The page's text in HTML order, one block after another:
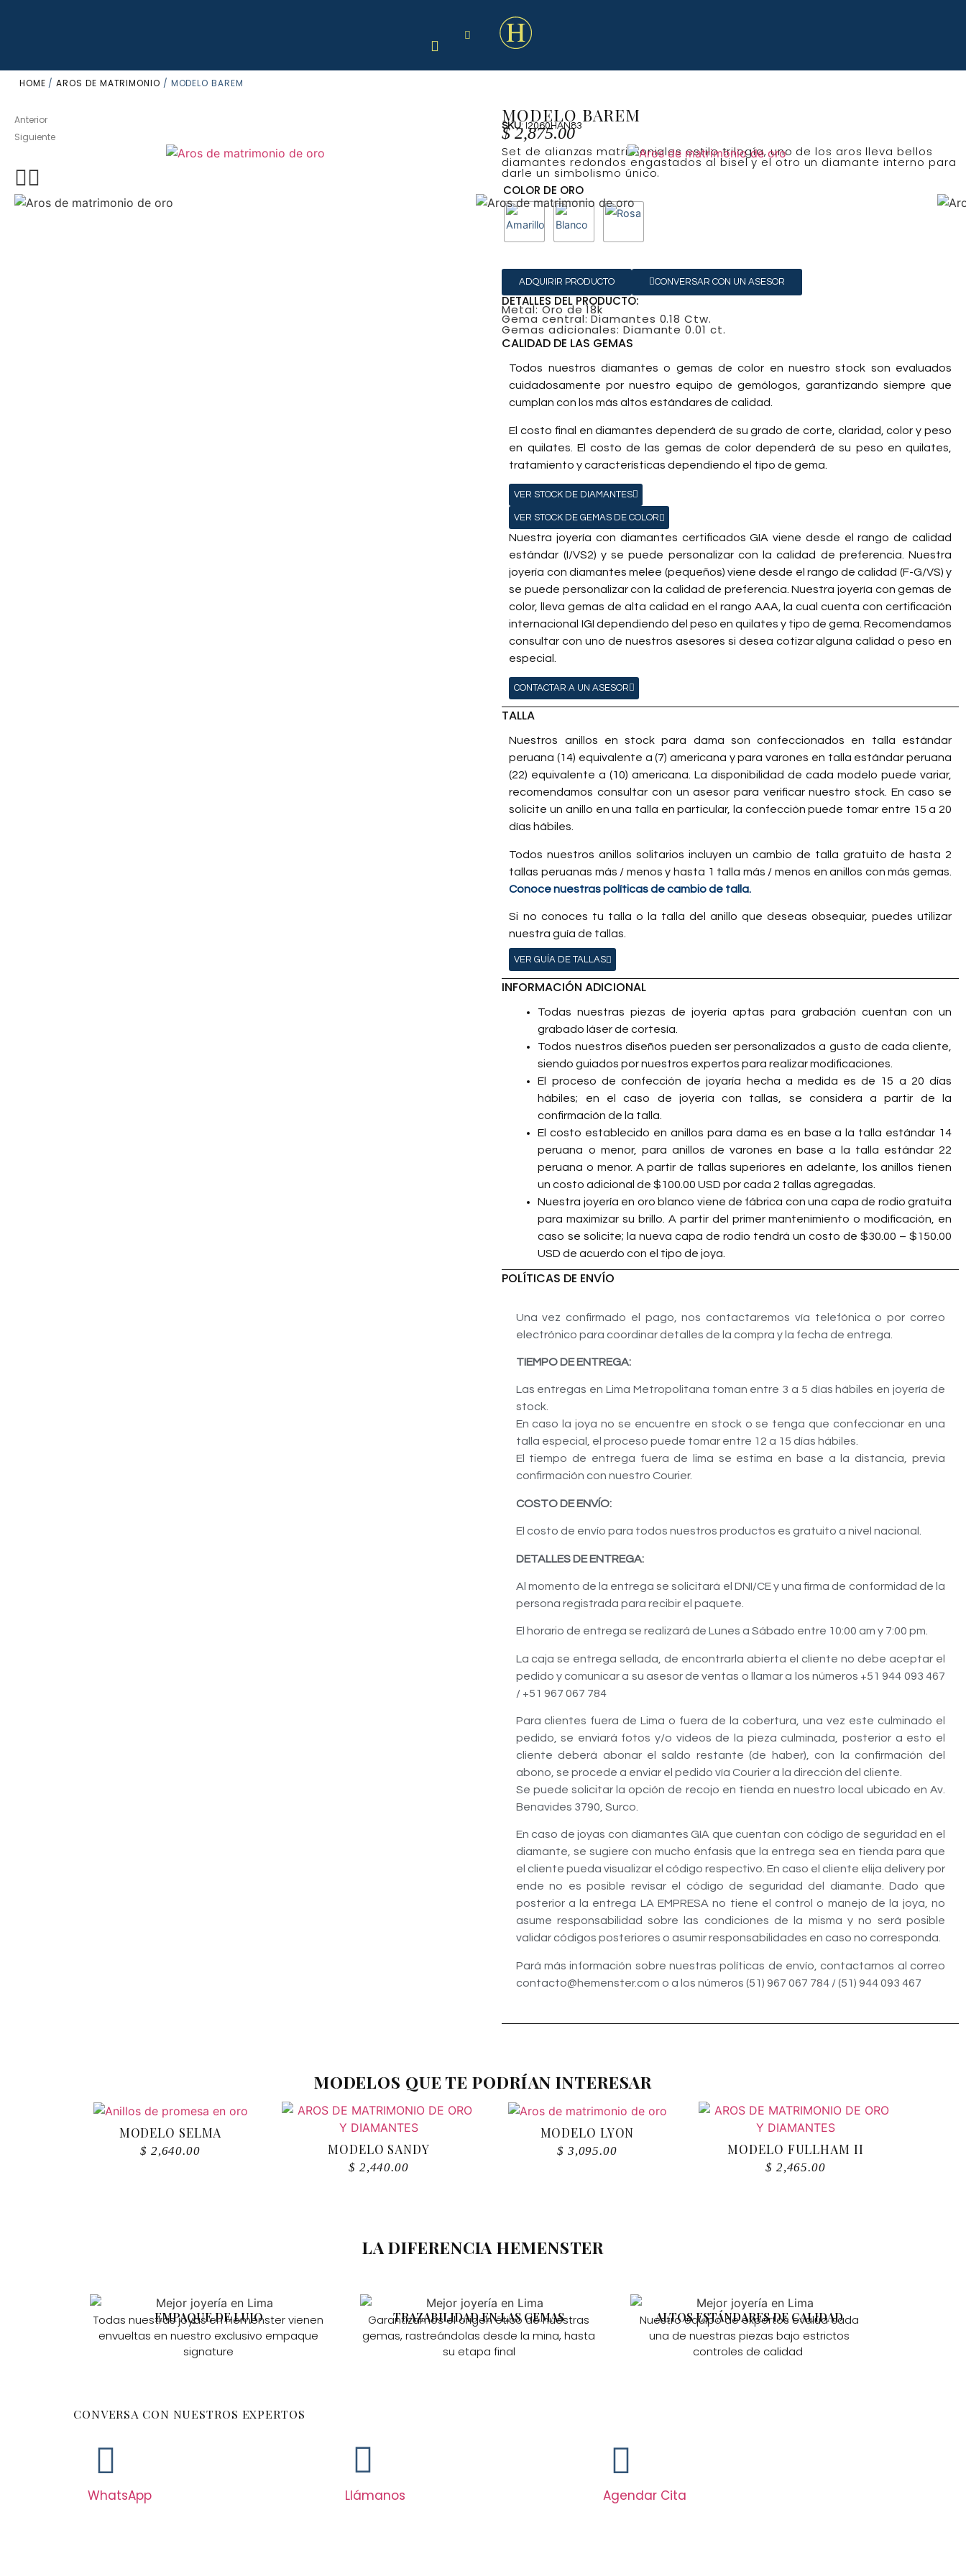
HOME /AROS DE MATRIMONIO / MODELO BAREM
Anterior
Siguiente
MODELO BAREM
SKU: I2060HAN83
$2,875.00
Set de alianzas matrimoniales estilo trilogía, uno de los aros lleva bellos
diamantes redondos engastados al bisel y el otro un diamante interno para
darle un simbolismo único.
COLOR DE ORO
ADQUIRIR PRODUCTO CONVERSAR CON UN ASESOR
DETALLES DEL PRODUCTO:
Metal: Oro de 18k
Gema central: Diamantes 0.18 Ctw.
Gemas adicionales: Diamante 0.01 ct.
CALIDAD DE LAS GEMAS
Todos nuestros diamantes o gemas de color en nuestro stock son evaluados
cuidadosamente por nuestro equipo de gemólogos, garantizando siempre que
cumplan con los más altos estándares de calidad.
El costo final en diamantes dependerá de su grado de corte, claridad, color y peso
en quilates. El costo de las gemas de color dependerá de su peso en quilates,
tratamiento y características dependiendo el tipo de gema.
VER STOCK DE DIAMANTES
VER STOCK DE GEMAS DE COLOR
Nuestra joyería con diamantes certificados GIA viene desde el rango de calidad
estándar (I/VS2) y se puede personalizar con la calidad de preferencia. Nuestra
joyería con diamantes melee (pequeños) viene desde el rango de calidad (F-G/VS) y
se puede personalizar con la calidad de preferencia. Nuestra joyería con gemas de
color, lleva gemas de alta calidad en el rango AAA, la cual cuenta con certificación
internacional IGI dependiendo del peso en quilates y tipo de gema. Recomendamos
consultar con uno de nuestros asesores si desea cotizar alguna calidad o peso en
especial.
CONTACTAR A UN ASESOR
TALLA
Nuestros anillos en stock para dama son confeccionados en talla estándar
peruana (14) equivalente a (7) americana y para varones en talla estándar peruana
(22) equivalente a (10) americana. La disponibilidad de cada modelo puede variar,
recomendamos consultar con un asesor para verificar nuestro stock. En caso se
solicite un anillo en una talla en particular, la confección puede tomar entre 15 a 20
días hábiles.
Todos nuestros anillos solitarios incluyen un cambio de talla gratuito de hasta 2
tallas peruanas más / menos y hasta 1 talla más / menos en anillos con más gemas.
Conoce nuestras políticas de cambio de talla.
Si no conoces tu talla o la talla del anillo que deseas obsequiar, puedes utilizar
nuestra guía de tallas.
VER GUÍA DE TALLAS
INFORMACIÓN ADICIONAL
Todas nuestras piezas de joyería aptas para grabación cuentan con un
grabado láser de cortesía.
Todos nuestros diseños pueden ser personalizados a gusto de cada cliente,
siendo guiados por nuestros expertos para realizar modificaciones.
El proceso de confección de joyaría hecha a medida es de 15 a 20 días
hábiles; en el caso de joyería con tallas, se considera a partir de la
confirmación de la talla.
⁠El costo establecido en anillos para dama es en base a la talla estándar 14
peruana o menor, para anillos de varones en base a la talla estándar 22
peruana o menor. A partir de tallas superiores en adelante, los anillos tienen
un costo adicional de $100.00 USD por cada 2 tallas agregadas.
Nuestra joyería en oro blanco viene de fábrica con una capa de rodio gratuita
para maximizar su brillo. A partir del primer mantenimiento o modificación, en
caso se solicite; la nueva capa de rodio tendrá un costo de $30.00 – $150.00
USD de acuerdo con el tipo de joya.
POLÍTICAS DE ENVÍO
Una vez confirmado el pago, nos contactaremos vía telefónica o por correo
electrónico para coordinar detalles de la compra y la fecha de entrega.
TIEMPO DE ENTREGA:
Las entregas en Lima Metropolitana toman entre 3 a 5 días hábiles en joyería de
stock.
En caso la joya no se encuentre en stock o se tenga que confeccionar en una
talla especial, el proceso puede tomar entre 12 a 15 días hábiles.
El tiempo de entrega fuera de lima se estima en base a la distancia, previa
confirmación con nuestro Courier.
COSTO DE ENVÍO:
El costo de envío para todos nuestros productos es gratuito a nivel nacional.
DETALLES DE ENTREGA:
Al momento de la entrega se solicitará el DNI/CE y una firma de conformidad de la
persona registrada para recibir el paquete.
El horario de entrega se realizará de Lunes a Sábado entre 10:00 am y 7:00 pm.
La caja se entrega sellada, de encontrarla abierta el cliente no debe aceptar el
pedido y comunicar a su asesor de ventas o llamar a los números +51 944 093 467
/ +51 967 067 784
Para clientes fuera de Lima o fuera de la cobertura, una vez este culminado el
pedido, se enviará fotos y/o videos de la pieza culminada, posterior a esto el
cliente deberá abonar el saldo restante (de haber), con la confirmación del
abono, se procede a enviar el pedido vía Courier a la dirección del cliente.
Se puede solicitar la opción de recojo en tienda en nuestro local ubicado en Av.
Benavides 3790, Surco.
En caso de joyas con diamantes GIA que cuentan con código de seguridad en el
diamante, se sugiere con mucho énfasis que la entrega sea en tienda para que
el cliente pueda visualizar el código respectivo. En caso el cliente elija delivery por
ende no es posible revisar el código de seguridad del diamante. Dado que
posterior a la entrega LA EMPRESA no tiene el control o manejo de la joya, no
asume responsabilidad sobre las condiciones de la misma y no será posible
validar códigos posteriores o asumir responsabilidades en caso no corresponda.
Pará más información sobre nuestras políticas de envío, contactarnos al correo
contacto@hemenster.com o a los números (51) 967 067 784 / (51) 944 093 467
MODELOS QUE TE PODRÍAN INTERESAR
MODELO SELMA
$ 2,640.00 MODELO SANDY
$ 2,440.00
MODELO LYON
$ 3,095.00 MODELO FULLHAM II
$ 2,465.00
LA DIFERENCIA HEMENSTER
EMPAQUE DE LUJO
Todas nuestras joyas en Hemenster vienen
envueltas en nuestro exclusivo empaque
signature
TRAZABILIDAD EN LAS GEMAS
Garantizamos el origen ético de nuestras
gemas, rastreándolas desde la mina, hasta
su etapa final
ALTOS ESTÁNDARES DE CALIDAD
Nuestro equipo de expertos evalúa cada
una de nuestras piezas bajo estrictos
controles de calidad
CONVERSA CON NUESTROS EXPERTOS
WhatsApp Llámanos Agendar Cita